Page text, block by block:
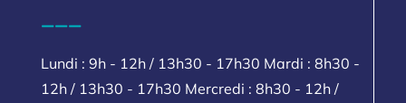
___
Lundi : 9h - 12h / 13h30 - 17h30 Mardi : 8h30 -
12h / 13h30 - 17h30 Mercredi : 8h30 - 12h /